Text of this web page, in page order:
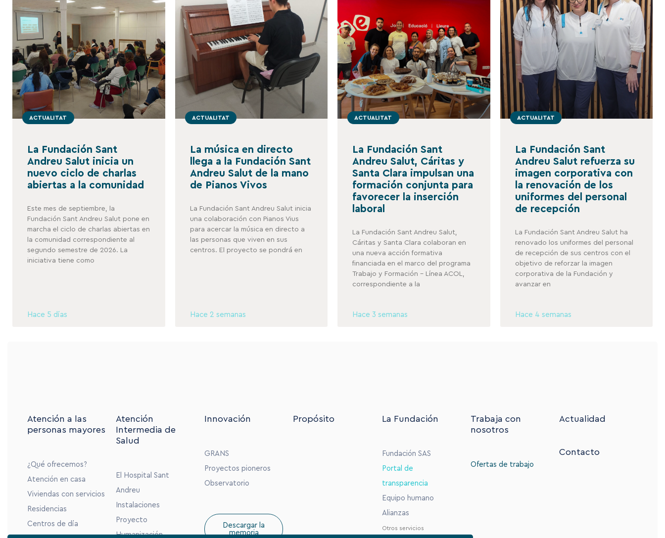
ACTUALITAT
La Fundación Sant
Andreu Salut inicia un
nuevo ciclo de charlas
abiertas a la comunidad
Este mes de septiembre, la
Fundación Sant Andreu Salut pone en
marcha el ciclo de charlas abiertas en
la comunidad correspondiente al
segundo semestre de 2026. La
iniciativa tiene como
Hace 5 días
ACTUALITAT
La música en directo
llega a la Fundación Sant
Andreu Salut de la mano
de Pianos Vivos
La Fundación Sant Andreu Salut inicia
una colaboración con Pianos Vius
para acercar la música en directo a
las personas que viven en sus
centros. El proyecto se pondrá en
Hace 2 semanas
ACTUALITAT
La Fundación Sant
Andreu Salut, Cáritas y
Santa Clara impulsan una
formación conjunta para
favorecer la inserción
laboral
La Fundación Sant Andreu Salut,
Cáritas y Santa Clara colaboran en
una nueva acción formativa
financiada en el marco del programa
Trabajo y Formación – Línea ACOL,
correspondiente a la
Hace 3 semanas
ACTUALITAT
La Fundación Sant
Andreu Salut refuerza su
imagen corporativa con
la renovación de los
uniformes del personal
de recepción
La Fundación Sant Andreu Salut ha
renovado los uniformes del personal
de recepción de sus centros con el
objetivo de reforzar la imagen
corporativa de la Fundación y
avanzar en
Hace 4 semanas
Atención a las
personas mayores
¿Qué ofrecemos?
Atención en casa
Viviendas con servicios
Residencias
Centros de día
Atención
Intermedia de
Salud
El Hospital Sant
Andreu
Instalaciones
Proyecto
Humanización
Innovación
GRANS
Proyectos pioneros
Observatorio
Descargar la
memoria
Propósito La Fundación
Fundación SAS
Portal de
transparencia
Equipo humano
Alianzas
Otros servicios
Trabaja con
nosotros
Ofertas de trabajo
Actualidad
Contacto